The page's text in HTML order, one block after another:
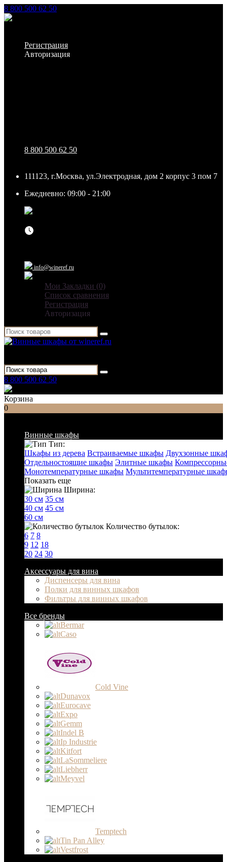
8 800 500 62 50
Регистрация
Авторизация
8 800 500 62 50
111123, г.Москва, ул.Электродная, дом 2 корпус 3 пом 7
Ежедневно: 09:00 - 21:00
info@wineref.ru
Мои Закладки (0)
Список сравнения
Регистрация
Авторизация
8 800 500 62 50
Корзина
0
Винные шкафы
Тип:
Шкафы из дерева Встраиваемые шкафы Двухзонные
Отдельностоящие шкафы Элитные шкафы
Монотемпературные шкафы Мультитемпературные
Показать еще
Ширина:
30 см 35 см
40 см 45 см
60 см
Количество бутылок:
6 7 8
9 12 18
20 24 30
Аксессуары для вина
Диспенсеры для вина
Полки для винных шкафов
Фильтры для винных шкафов
Все бренды
Bermar
Caso
Cold Vine
Dunavox
Eurocave
Expo
Gemm
Indel B
Ip Industrie
Kitfort
LaSommeliere
Liebherr
Meyvel
Temptech
Tin Pan Alley
Vestfrost